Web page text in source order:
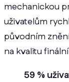
mechanickou
uživatelům
původním
na kvalitu
59 %